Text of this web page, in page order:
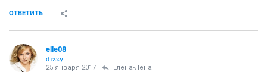
ОТВЕТИТЬ
elle08
dizzy
25 января 2017 Елена-Лена